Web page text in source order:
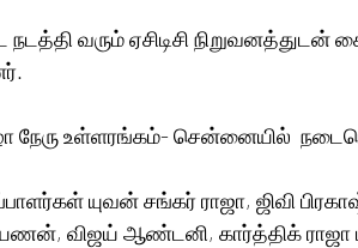
நேரு உள்ளரங்கம்- சென்னையில்
யுவன் சங்கர் ராஜா, ஜிவி
விஜய் ஆண்டனி, கார்த்திக் ராஜா